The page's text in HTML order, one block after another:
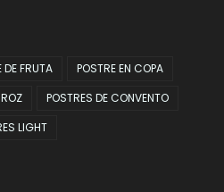
DE FRUTA
POSTRE EN COPA
POSTRES DE CONVENTO
LIGHT